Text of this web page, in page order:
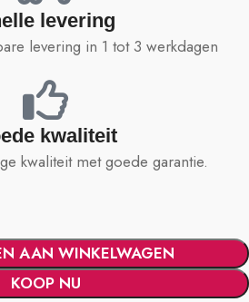
levering
levering in 1 tot 3 werkdagen
kwaliteit
kwaliteit met goede garantie.
AAN WINKELWAGEN
KOOP NU